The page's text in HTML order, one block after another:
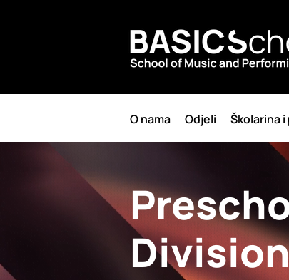
O nama Odjeli Školarina